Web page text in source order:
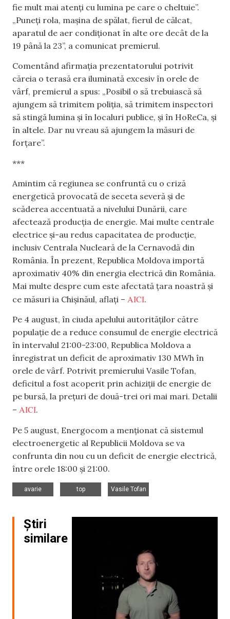
fie mult mai atenți cu lumina pe care o cheltuie”.
„Puneți rola, mașina de spălat, fierul de călcat,
aparatul de aer condiționat în alte ore decât de la
19 până la 23”, a comunicat premierul.
Comentând afirmația prezentatorului potrivit
căreia o terasă era iluminată excesiv în orele de
vârf, premierul a spus: „Posibil o să trebuiască să
ajungem să trimitem poliția, să trimitem inspectori
să stingă lumina și în localuri publice, și în HoReCa, și
în altele. Dar nu vreau să ajungem la măsuri de
forțare”.
***
Amintim că regiunea se confruntă cu o criză
energetică provocată de seceta severă și de
scăderea accentuată a nivelului Dunării, care
afectează producția de energie. Mai multe centrale
electrice și-au redus capacitatea de producție,
inclusiv Centrala Nucleară de la Cernavodă din
România. În prezent, Republica Moldova importă
aproximativ 40% din energia electrică din România.
Mai multe despre cum este afectată țara noastră și
ce măsuri ia Chișinăul, aflați – AICI.
Pe 4 august, în ciuda apelului autorităților către
populație de a reduce consumul de energie electrică
în intervalul 21:00-23:00, Republica Moldova a
înregistrat un deficit de aproximativ 130 MWh în
orele de vârf. Potrivit premierului Vasile Tofan,
deficitul a fost acoperit prin achiziții de energie de
pe bursă, la prețuri de două-trei ori mai mari. Detalii
– AICI.
Pe 5 august, Energocom a menționat că sistemul
electroenergetic al Republicii Moldova se va
confrunta din nou cu un deficit de energie electrică,
între orele 18:00 și 21:00.
avarie
top
Vasile Tofan
Știri
similare